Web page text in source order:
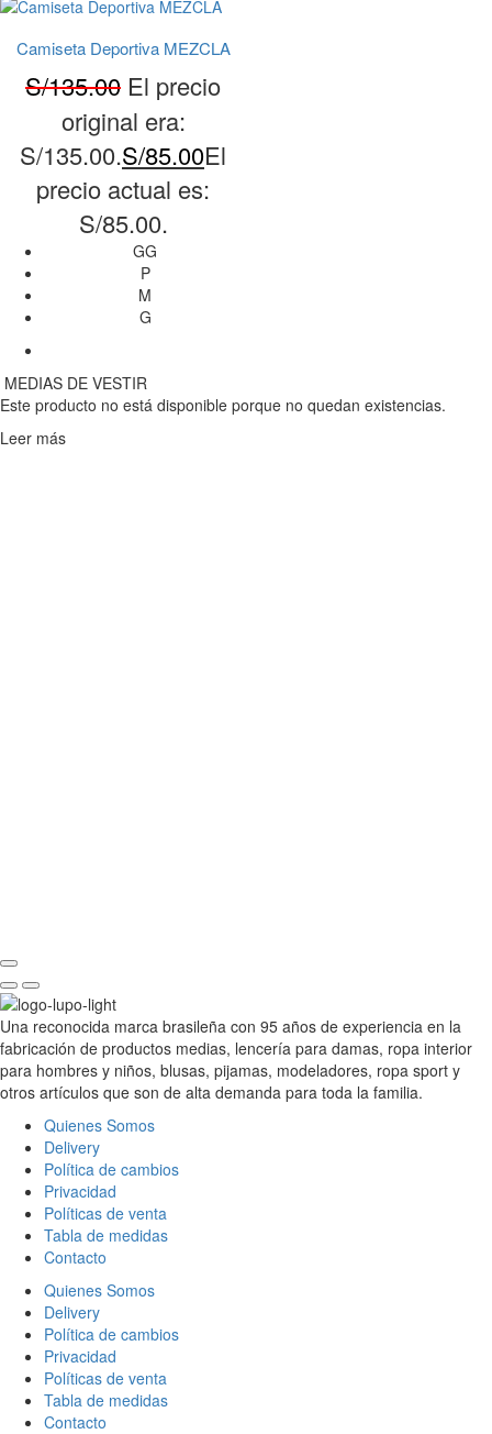
Camiseta Deportiva MEZCLA
S/135.00 El precio
original era:
S/135.00.S/85.00El
precio actual es:
S/85.00.
GG
P
M
G
MEDIAS DE VESTIR
Este producto no está disponible porque no quedan existencias.
Leer más
Una reconocida marca brasileña con 95 años de experiencia en la
fabricación de productos medias, lencería para damas, ropa interior
para hombres y niños, blusas, pijamas, modeladores, ropa sport y
otros artículos que son de alta demanda para toda la familia.
Quienes Somos
Delivery
Política de cambios
Privacidad
Políticas de venta
Tabla de medidas
Contacto
Quienes Somos
Delivery
Política de cambios
Privacidad
Políticas de venta
Tabla de medidas
Contacto